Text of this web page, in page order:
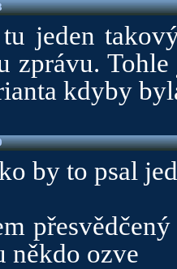
tu jeden
zprávu.
kdyby
by to psal
někdo ozve